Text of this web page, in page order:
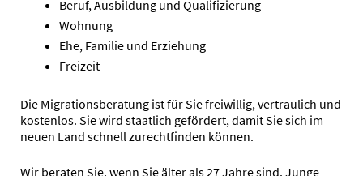
Beruf, Ausbildung und Qualifizierung
Wohnung
Ehe, Familie und Erziehung
Freizeit
Die Migrationsberatung ist für Sie freiwillig, vertraulich und
kostenlos. Sie wird staatlich gefördert, damit Sie sich im
neuen Land schnell zurechtfinden können.
Wir beraten Sie, wenn Sie älter als 27 Jahre sind. Junge